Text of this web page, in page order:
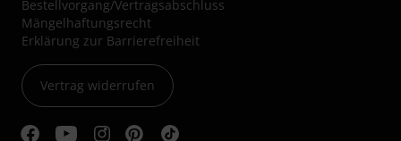
Bestellvorgang/Vertragsabschluss
Mängelhaftungsrecht
Erklärung zur Barrierefreiheit
Vertrag widerrufen